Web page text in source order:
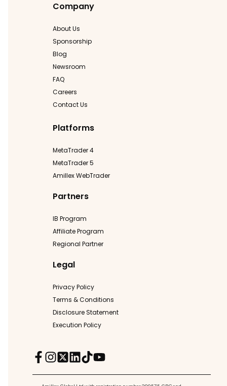
Company
About Us
Sponsorship
Blog
Newsroom
FAQ
Careers
Contact Us
Platforms
MetaTrader 4
MetaTrader 5
Amillex WebTrader
Partners
IB Program
Affiliate Program
Regional Partner
Legal
Privacy Policy
Terms & Conditions
Disclosure Statement
Execution Policy